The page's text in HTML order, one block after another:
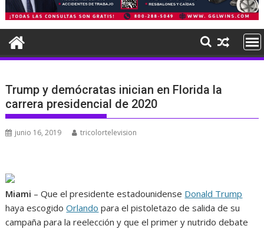
Trump y demócratas inician en Florida la
carrera presidencial de 2020
junio 16, 2019 tricolortelevision
Miami – Que el presidente estadounidense Donald Trump
haya escogidoOrlando para el pistoletazo de salida de su
campaña para la reelección y que el primer y nutrido debate